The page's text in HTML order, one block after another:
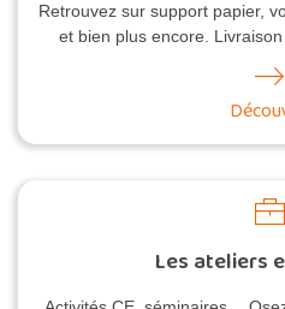
Retrouvez sur support papier,
et bien plus encore.
Les ateliers